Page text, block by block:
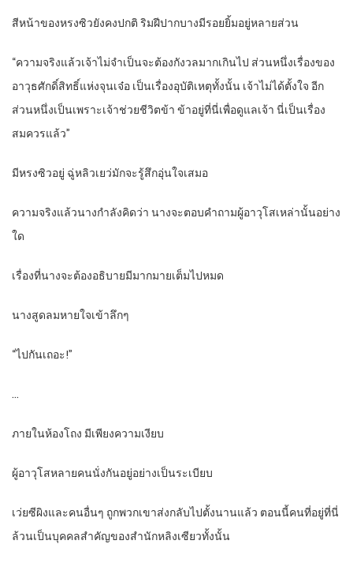
สีหน้าของหรงซิวยังคงปกติ ริมฝีปากบางมีรอยยิ้มอยู่หลายส่วน
“ความจริงแล้วเจ้าไม่จำเป็นจะต้องกังวลมากเกินไป ส่วนหนึ่งเรื่องของ
อาวุธศักดิ์สิทธิ์แห่งจุนเจ๋อ เป็นเรื่องอุบัติเหตุทั้งนั้น เจ้าไม่ได้ตั้งใจ อีก
ส่วนหนึ่งเป็นเพราะเจ้าช่วยชีวิตข้า ข้าอยู่ที่นี่เพื่อดูแลเจ้า นี่เป็นเรื่อง
สมควรแล้ว”
มีหรงซิวอยู่ ฉู่หลิวเยว่มักจะรู้สึกอุ่นใจเสมอ
ความจริงแล้วนางกำลังคิดว่า นางจะตอบคำถามผู้อาวุโสเหล่านั้นอย่าง
ใด
เรื่องที่นางจะต้องอธิบายมีมากมายเต็มไปหมด
นางสูดลมหายใจเข้าลึกๆ
“ไปกันเถอะ!”
…
ภายในห้องโถง มีเพียงความเงียบ
ผู้อาวุโสหลายคนนั่งกันอยู่อย่างเป็นระเบียบ
เว่ยซีผิงและคนอื่นๆ ถูกพวกเขาส่งกลับไปตั้งนานแล้ว ตอนนี้คนที่อยู่ที่นี่
ล้วนเป็นบุคคลสำคัญของสำนักหลิงเซียวทั้งนั้น